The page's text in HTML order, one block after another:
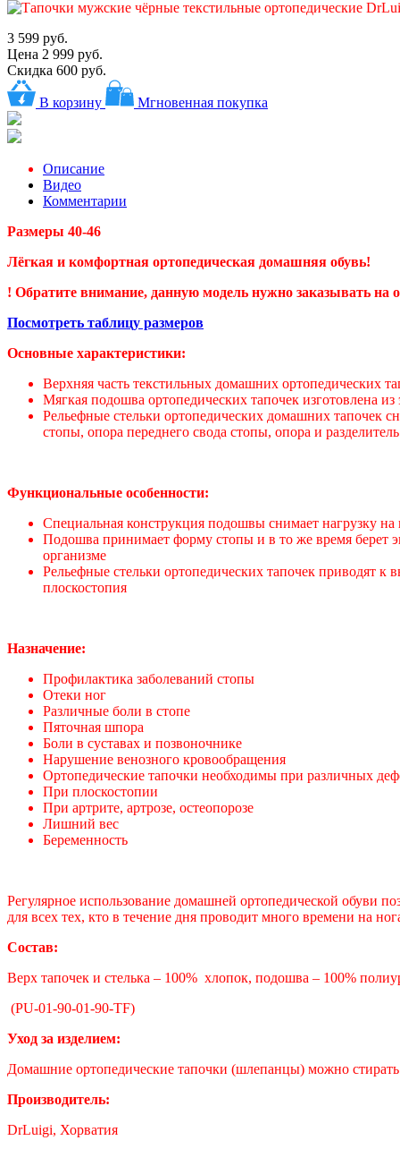
3 599 руб.
Цена 2 999 руб.
Скидка 600 руб.
В корзину Мгновенная покупка
Описание
Видео
Комментарии
Размеры 40-46
Лёгкая и комфортная ортопедическая домашняя обувь!
! Обратите внимание, данную модель нужно заказывать на
Посмотреть таблицу размеров
Основные характеристики:
Верхняя часть текстильных домашних ортопедических
Мягкая подошва ортопедических тапочек изготовлена
Рельефные стельки ортопедических домашних тапочек
стопы, опора переднего свода стопы, опора и
Функциональные особенности:
Специальная конструкция подошвы снимает нагрузку
Подошва принимает форму стопы и в то же время берет
организме
Рельефные стельки ортопедических тапочек приводят
плоскостопия
Назначение:
Профилактика заболеваний стопы
Отеки ног
Различные боли в стопе
Пяточная шпора
Боли в суставах и позвоночнике
Нарушение венозного кровообращения
Ортопедические тапочки необходимы при различных
При плоскостопии
При артрите, артрозе, остеопорозе
Лишний вес
Беременность
Регулярное использование домашней ортопедической обуви
для всех тех, кто в течение дня проводит много времени на
Состав:
Верх тапочек и стелька – 100% хлопок, подошва – 100%
(PU-01-90-01-90-TF)
Уход за изделием:
Домашние ортопедические тапочки (шлепанцы) можно
Производитель:
DrLuigi, Хорватия